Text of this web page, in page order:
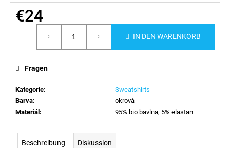
€24
IN DEN WARENKORB
Kategorie:
Sweatshirts
Barva:
okrová
Materiál: 95% bio bavlna, 5% elastan
Fragen
Beschreibung Diskussion